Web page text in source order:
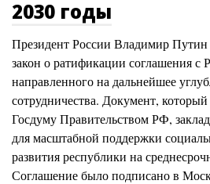
2030 годы
Президент России Владимир
закон о ратификации соглашения с
направленного на дальнейшее
сотрудничества. Документ,
Госдуму Правительством РФ,
для масштабной поддержки
развития республики на
Соглашение было подписано в